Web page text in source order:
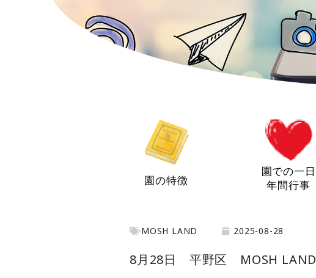
園の特徴
園での一日
年間行事
MOSH LAND 2025-08-28
8月28日 平野区 MOSH LAND